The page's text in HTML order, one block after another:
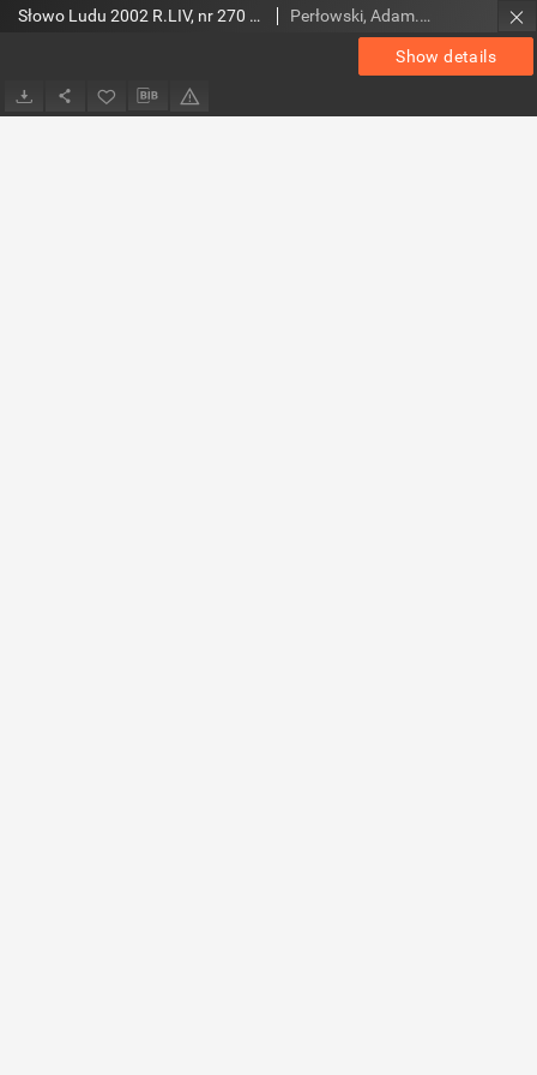
Show details
Słowo Ludu 2002 R.LIV, nr 270 (Ponidzie, Jędrzejów, Włoszczowa,Sandomierz, Staszów, Opatów) Perłowski, Adam. Red.